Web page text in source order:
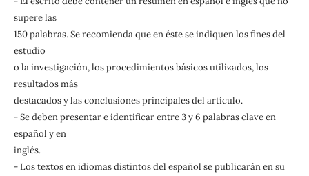
supere las
150 palabras. Se recomienda que en éste se indiquen los fines del
estudio
o la investigación, los procedimientos básicos utilizados, los
resultados más
destacados y las conclusiones principales del artículo.
- Se deben presentar e identificar entre 3 y 6 palabras clave en
español y en
inglés.
- Los textos en idiomas distintos del español se publicarán en su